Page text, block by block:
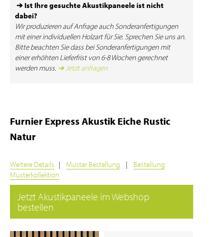
➔ Ist Ihre gesuchte Akustikpaneele ist nicht
dabei?
Wir produzieren auf Anfrage auch Sonderanfertigungen
mit einer individuellen Holzart für Sie. Sprechen Sie uns an.
Bitte beachten Sie dass bei Sonderanfertigungen mit
einer erhöhten Lieferfrist von 6-8 Wochen gerechnet
werden muss. ➔ Jetzt anfragen
Furnier Express Akustik Eiche Rustic
Natur
Weitere Details | Muster Bestellung | Bestellung
Musterkollektion
Jetzt Akustikpaneele im Webshop
bestellen